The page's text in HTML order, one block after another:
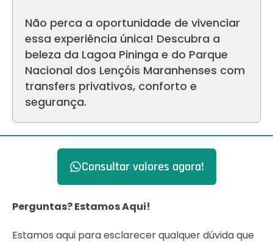
Não perca a oportunidade de vivenciar
essa experiência única! Descubra a
beleza da Lagoa Pininga e do Parque
Nacional dos Lençóis Maranhenses com
transfers privativos, conforto e
segurança.
Consultar valores agora!
Perguntas? Estamos Aqui!
Estamos aqui para esclarecer qualquer dúvida que